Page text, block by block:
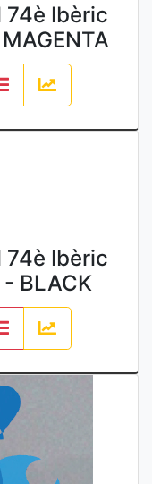
Ibèric
Ibèric
BLACK